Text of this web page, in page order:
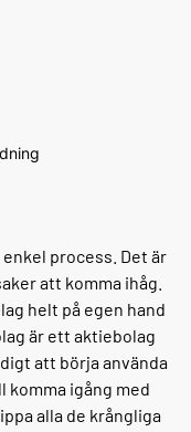
process. Det är
att komma ihåg.
helt på egen hand
är ett aktiebolag
att börja använda
igång med
alla de krångliga